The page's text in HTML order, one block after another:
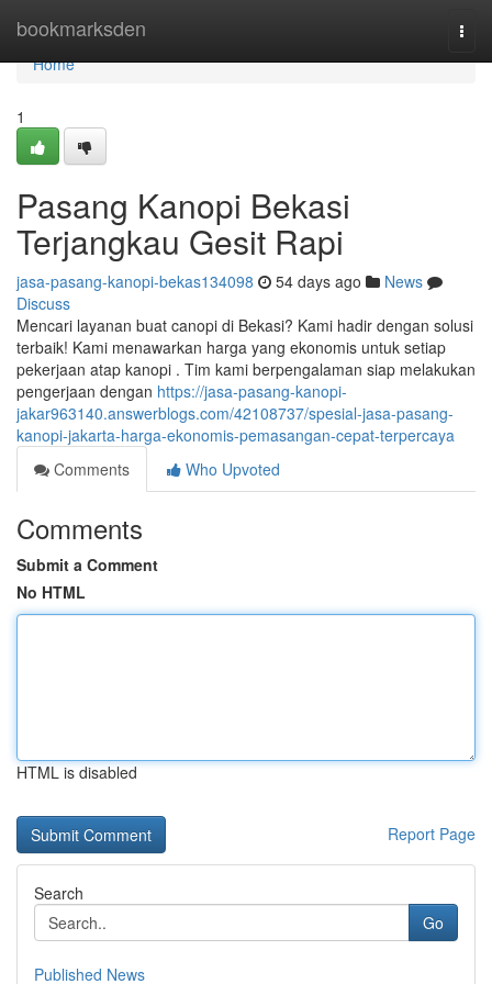
bookmarksden
Home
Home
1
Pasang Kanopi Bekasi
Terjangkau Gesit Rapi
jasa-pasang-kanopi-bekas134098 54 days ago
News
Discuss
Mencari layanan buat canopi di Bekasi? Kami hadir dengan solusi
terbaik! Kami menawarkan harga yang ekonomis untuk setiap
pekerjaan atap kanopi . Tim kami berpengalaman siap melakukan
pengerjaan dengan https://jasa-pasang-kanopi-
jakar963140.answerblogs.com/42108737/spesial-jasa-pasang-
kanopi-jakarta-harga-ekonomis-pemasangan-cepat-terpercaya
Comments
Who Upvoted
Comments
Submit a Comment
No HTML
HTML is disabled
Report Page
Search
Go
Published News